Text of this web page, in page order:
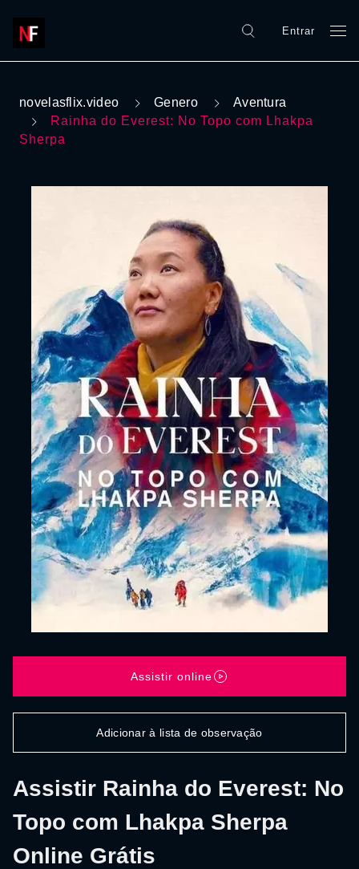
Entrar
novelasflix.video Genero
Aventura
Rainha do Everest: No Topo com Lhakpa
Sherpa
Assistir Rainha do Everest: No
Topo com Lhakpa Sherpa
Online Grátis
Assistir online
Adicionar à lista de observação